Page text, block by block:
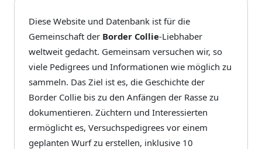
Diese Website und Datenbank ist für die
Gemeinschaft der Border Collie-Liebhaber
weltweit gedacht. Gemeinsam versuchen wir, so
viele Pedigrees und Informationen wie möglich zu
sammeln. Das Ziel ist es, die Geschichte der
Border Collie bis zu den Anfängen der Rasse zu
dokumentieren. Züchtern und Interessierten
ermöglicht es, Versuchspedigrees vor einem
geplanten Wurf zu erstellen, inklusive 10